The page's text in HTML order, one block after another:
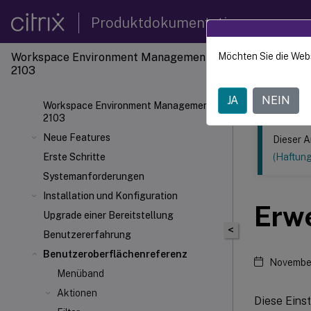
Produktdokumentation
Workspace Environment Management
2103
Workspace Environment Management
2103
Neue Features
Erste Schritte
Systemanforderungen
Installation und Konfiguration
Upgrade einer Bereitstellung
Benutzererfahrung
Benutzeroberflächenreferenz
Menüband
Aktionen
Dieser Inhalt
<
Dieser
Diese
Möchten Sie die
JA NEIN